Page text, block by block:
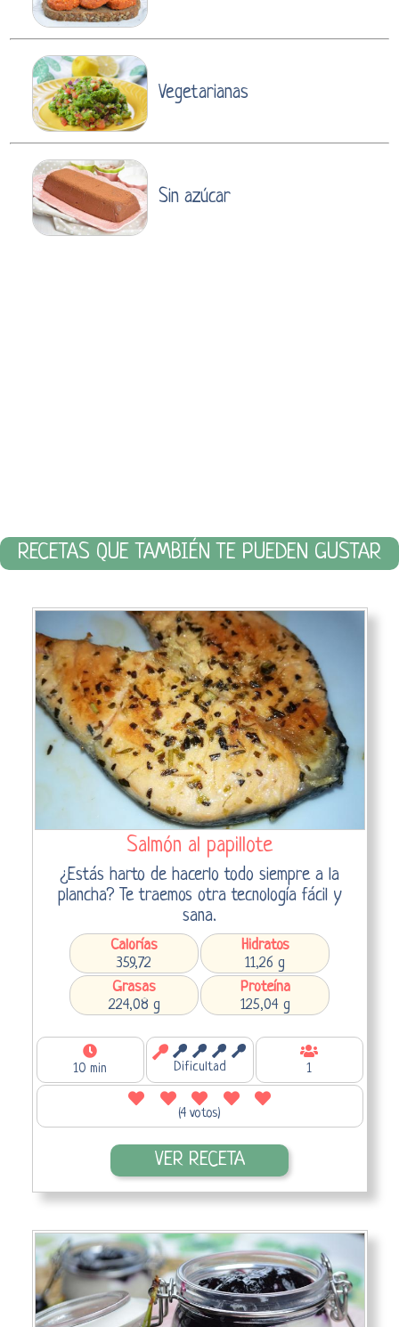
Vegetarianas
Sin azúcar
RECETAS QUE TAMBIÉN TE PUEDEN GUSTAR
Salmón al papillote
¿Estás harto de hacerlo todo siempre a la
plancha? Te traemos otra tecnología fácil y
sana.
Calorías
359,72
Hidratos
11,26 g
Grasas
224,08 g
Proteína
125,04 g
10 min Dificultad 1
(4 votos)
VER RECETA